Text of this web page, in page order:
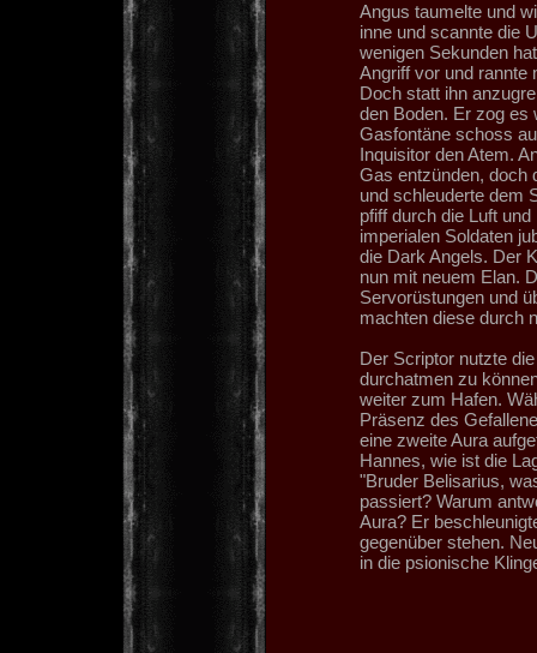
Angus taumelte und
inne und scannte die
wenigen Sekunden
Angriff vor und rannte
Doch statt ihn
den Boden. Er zog es
Gasfontäne schoss
Inquisitor den Atem.
Gas entzünden, doch
und schleuderte dem
pfiff durch die Luft
imperialen Soldaten
die Dark Angels. Der
nun mit neuem Elan.
Servorüstungen und
machten diese durch
Der Scriptor nutzte
durchatmen zu
weiter zum Hafen.
Präsenz des
eine zweite Aura
Hannes, wie ist die
"Bruder Belisarius,
passiert? Warum
Aura? Er
gegenüber stehen.
in die psionische